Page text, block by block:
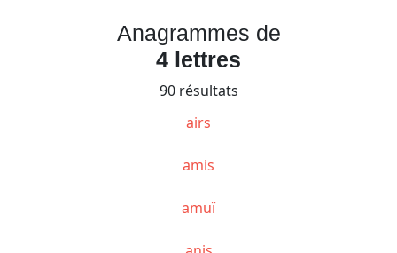
Anagrammes de
4 lettres
90 résultats
airs
amis
amuï